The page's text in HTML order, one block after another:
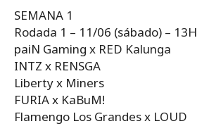
SEMANA 1
Rodada 1 – 11/06 (sábado) – 13H
paiN Gaming x RED Kalunga
INTZ x RENSGA
Liberty x Miners
FURIA x KaBuM!
Flamengo Los Grandes x LOUD